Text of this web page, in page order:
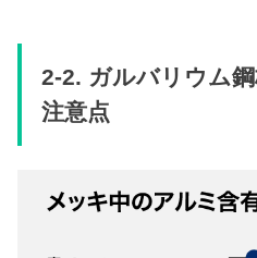
2-2. ガルバリウム
注意点